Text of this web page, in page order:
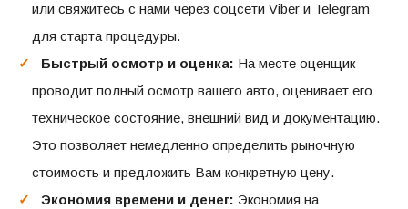
или свяжитесь с нами через соцсети Viber и Telegram
для старта процедуры.
Быстрый осмотр и оценка: На месте оценщик
проводит полный осмотр вашего авто, оценивает его
техническое состояние, внешний вид и документацию.
Это позволяет немедленно определить рыночную
стоимость и предложить Вам конкретную цену.
Экономия времени и денег: Экономия на